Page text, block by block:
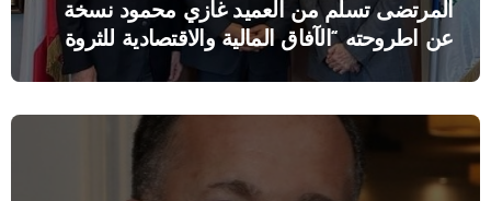
المرتضى تسلم من العميد غازي محمود نسخة
عن اطروحته “الآفاق المالية والاقتصادية للثروة